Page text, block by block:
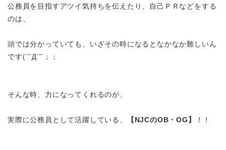
公務員を目指すアツイ気持ちを伝えたり、自己ＰＲなどをする
のは、
頭では分かっていても、いざその時になるとなかなか難しいん
です(￣Д￣；；
そんな時、力になってくれるのが、
実際に公務員として活躍している、 【NJCのOB・OG】 ！！